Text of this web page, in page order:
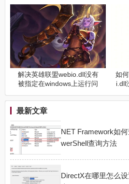
行
解决英雄联盟webio.dll没有
被指定在windows上运行问
如
i.dll
最新文章
NET Framework如
werShell查询方法
DirectX在哪里怎么